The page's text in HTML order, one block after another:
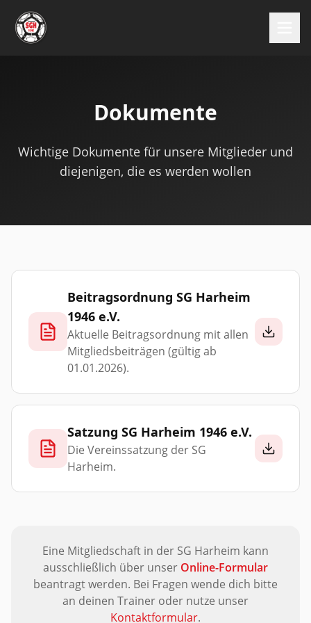
Dokumente
Wichtige Dokumente für unsere Mitglieder und
diejenigen, die es werden wollen
Beitragsordnung SG Harheim
1946 e.V.
Aktuelle Beitragsordnung mit allen
Mitgliedsbeiträgen (gültig ab
01.01.2026).
Satzung SG Harheim 1946 e.V.
Die Vereinssatzung der SG
Harheim.
Eine Mitgliedschaft in der SG Harheim kann
ausschließlich über unser Online-Formular
beantragt werden. Bei Fragen wende dich bitte
an deinen Trainer oder nutze unser
Kontaktformular.